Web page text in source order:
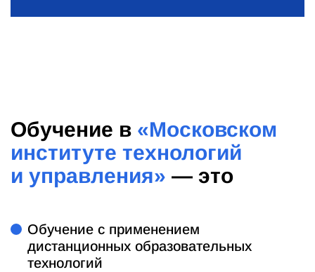
Обучение в «Московском
институте технологий
и управления» — это
Обучение с применением
дистанционных образовательных
технологий